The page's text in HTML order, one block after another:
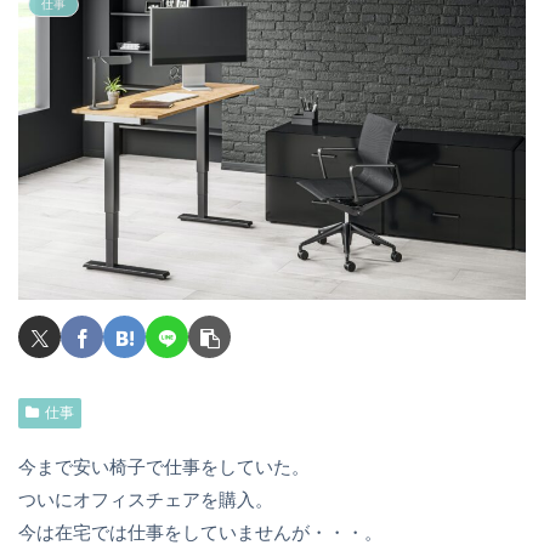
仕事
仕事
今まで安い椅子で仕事をしていた。
ついにオフィスチェアを購入。
今は在宅では仕事をしていませんが・・・。